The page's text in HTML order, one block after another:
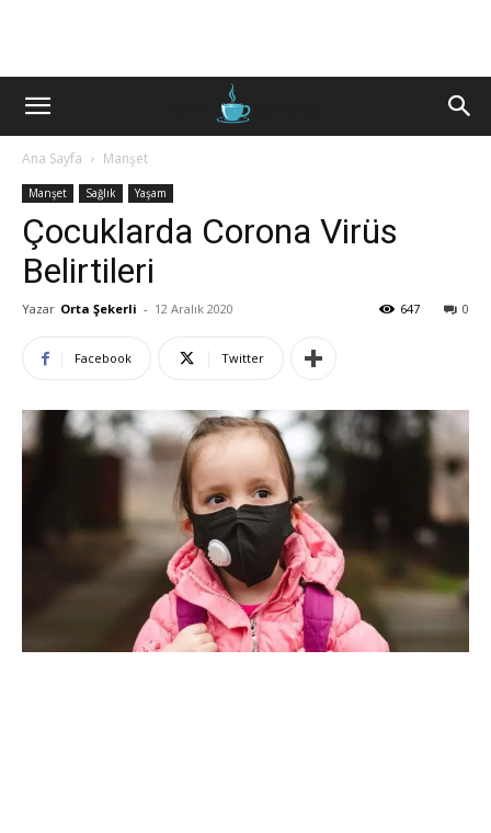
Ana Sayfa Manşet
Manşet Sağlık Yaşam
Çocuklarda Corona Virüs
Belirtileri
Yazar Orta Şekerli - 12 Aralık 2020 0
647
Facebook Twitter